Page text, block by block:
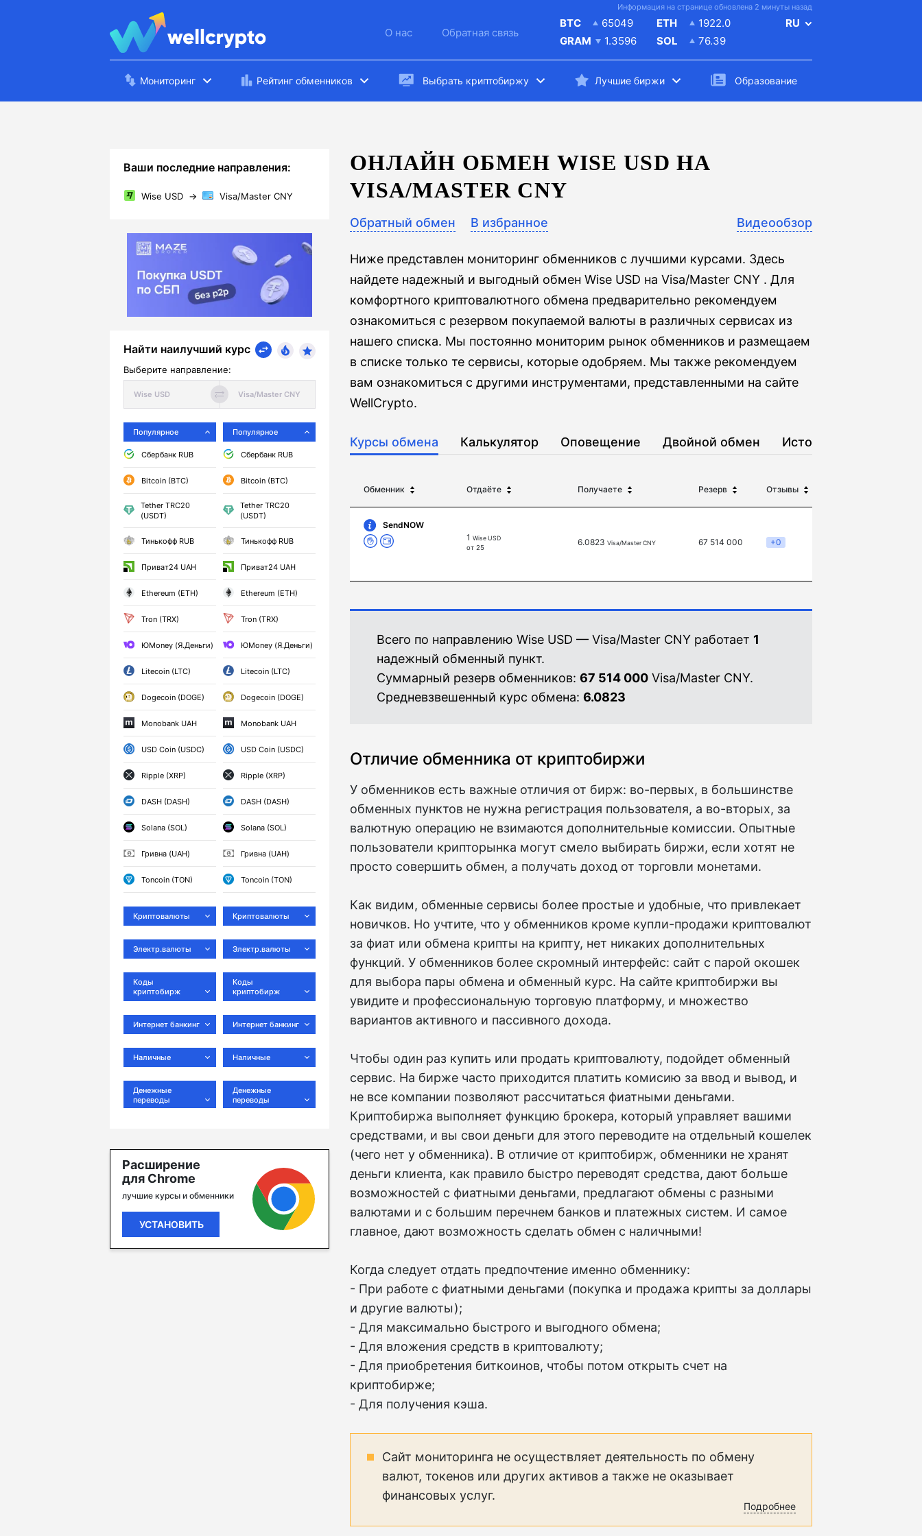
Информация на странице обновлена 2 минуты назад
О нас Обратная связь
BTC
65049
GRAM
1.3596
ETH
1922.0
SOL
76.39
RU
Мониторинг Рейтинг обменников Выбрать криптобиржу Лучшие биржи Образование
Ваши последние направления:
Wise USD → Visa/Master CNY
Найти наилучший курс
Выберите направление:
Популярное
Сбербанк RUB
Bitcoin (BTC)
Tether TRC20
(USDT)
Тинькофф RUB
Приват24 UAH
Ethereum (ETH)
Tron (TRX)
ЮMoney (Я.Деньги)
Litecoin (LTC)
Dogecoin (DOGE)
Monobank UAH
USD Coin (USDC)
Ripple (XRP)
DASH (DASH)
Solana (SOL)
Гривна (UAH)
Toncoin (TON)
Криптовалюты
Электр.валюты
Коды
криптобирж
Интернет банкинг
Наличные
Денежные
переводы
Популярное
Сбербанк RUB
Bitcoin (BTC)
Tether TRC20
(USDT)
Тинькофф RUB
Приват24 UAH
Ethereum (ETH)
Tron (TRX)
ЮMoney (Я.Деньги)
Litecoin (LTC)
Dogecoin (DOGE)
Monobank UAH
USD Coin (USDC)
Ripple (XRP)
DASH (DASH)
Solana (SOL)
Гривна (UAH)
Toncoin (TON)
Криптовалюты
Электр.валюты
Коды
криптобирж
Интернет банкинг
Наличные
Денежные
переводы
Расширение
для Chrome
лучшие курсы и обменники
УСТАНОВИТЬ
ОНЛАЙН ОБМЕН WISE USD НА
VISA/MASTER CNY
Обратный обмен В избранное Видеообзор
Ниже представлен мониторинг обменников с лучшими курсами. Здесь
найдете надежный и выгодный обмен Wise USD на Visa/Master CNY . Для
комфортного криптовалютного обмена предварительно рекомендуем
ознакомиться с резервом покупаемой валюты в различных сервисах из
нашего списка. Мы постоянно мониторим рынок обменников и размещаем
в списке только те сервисы, которые одобряем. Мы также рекомендуем
вам ознакомиться с другими инструментами, представленными на сайте
WellCrypto.
Курсы обмена Калькулятор Оповещение Двойной обмен История
Обменник Отдаёте Получаете Резерв Отзывы
SendNOW
1 Wise USD
от 25
6.0823 Visa/Master CNY 67 514 000 +0
Всего по направлению Wise USD — Visa/Master CNY работает 1
надежный обменный пункт.
Суммарный резерв обменников: 67 514 000 Visa/Master CNY.
Средневзвешенный курс обмена: 6.0823
Отличие обменника от криптобиржи
У обменников есть важные отличия от бирж: во-первых, в большинстве
обменных пунктов не нужна регистрация пользователя, а во-вторых, за
валютную операцию не взимаются дополнительные комиссии. Опытные
пользователи крипторынка могут смело выбирать биржи, если хотят не
просто совершить обмен, а получать доход от торговли монетами.
Как видим, обменные сервисы более простые и удобные, что привлекает
новичков. Но учтите, что у обменников кроме купли-продажи криптовалют
за фиат или обмена крипты на крипту, нет никаких дополнительных
функций. У обменников более скромный интерфейс: сайт с парой окошек
для выбора пары обмена и обменный курс. На сайте криптобиржи вы
увидите и профессиональную торговую платформу, и множество
вариантов активного и пассивного дохода.
Чтобы один раз купить или продать криптовалюту, подойдет обменный
сервис. На бирже часто приходится платить комисию за ввод и вывод, и
не все компании позволяют рассчитаться фиатными деньгами.
Криптобиржа выполняет функцию брокера, который управляет вашими
средствами, и вы свои деньги для этого переводите на отдельный кошелек
(чего нет у обменника). В отличие от криптобирж, обменники не хранят
деньги клиента, как правило быстро переводят средства, дают больше
возможностей с фиатными деньгами, предлагают обмены с разными
валютами и с большим перечнем банков и платежных систем. И самое
главное, дают возможность сделать обмен с наличными!
Когда следует отдать предпочтение именно обменнику:
- При работе с фиатными деньгами (покупка и продажа крипты за доллары
и другие валюты);
- Для максимально быстрого и выгодного обмена;
- Для вложения средств в криптовалюту;
- Для приобретения биткоинов, чтобы потом открыть счет на
криптобирже;
- Для получения кэша.
Сайт мониторинга не осуществляет деятельность по обмену
валют, токенов или других активов а также не оказывает
финансовых услуг.
Подробнее